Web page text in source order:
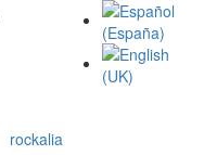
rockalia